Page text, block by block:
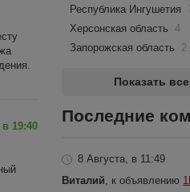
19:40
Республика Ингушетия
Херсонская область
4
Запорожская область
2
Показать
Последние
8 Августа, в 11:49
Виталий , к объявлению